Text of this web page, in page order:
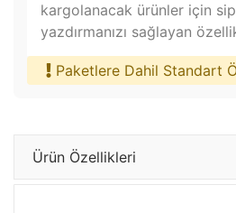
kargolanacak ürünler için
yazdırmanızı sağlayan
Paketlere Dahil Standart
Ürün Özellikleri